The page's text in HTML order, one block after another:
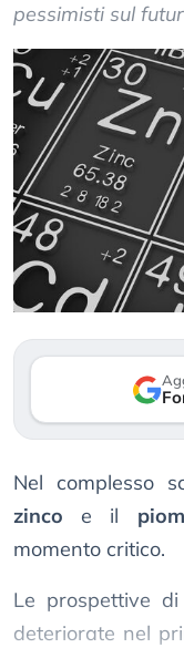
pessimisti sul
Nel complesso
zinco e il
momento critico.
Le prospettive
deteriorate nel